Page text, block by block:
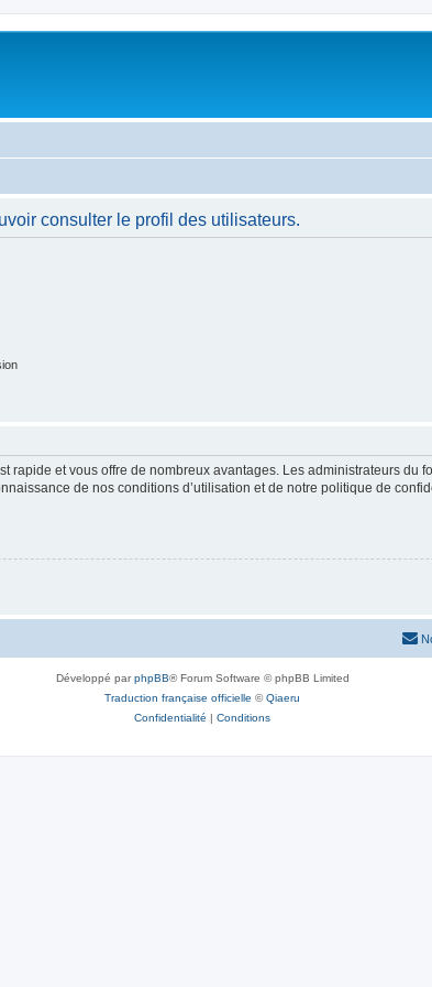
consulter le profil des utilisateurs.
rapide et vous offre de nombreux avantages. Les administrateurs
de nos conditions d’utilisation et de notre politique de
Développé parphpBB® Forum Software © phpBB Limited
Traduction française officielle ©Qiaeru
Confidentialité | Conditions